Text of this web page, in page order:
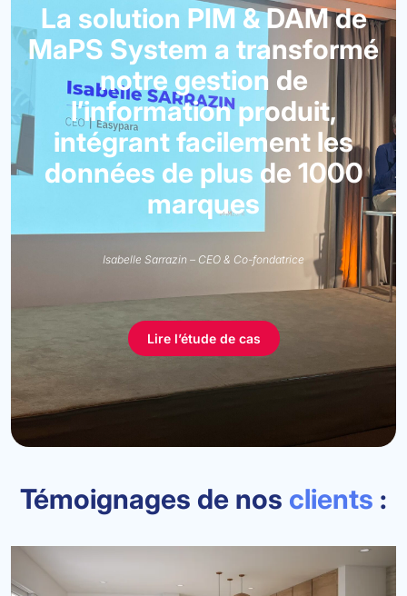
La solution PIM & DAM de
MaPS System a transformé
notre gestion de
l’information produit,
intégrant facilement les
données de plus de 1000
marques
Isabelle Sarrazin – CEO & Co-fondatrice
Lire l’étude de cas
Témoignages de nos clients :